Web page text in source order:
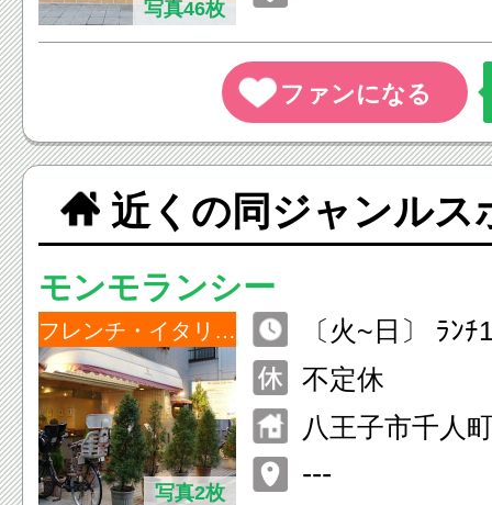
写真46枚
近くの同ジャンルス
モンモランシー
フレンチ・イタリアン
写真2枚
〔火~日〕 ﾗﾝ
（L.O） ﾃﾞｨﾅ
不定休
八王子市千人
---